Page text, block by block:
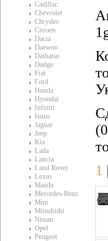
Cadillac
Chevrolet
Chrysler
Citroen
Dacia
Daewoo
Daihatsu
Dodge
Fiat
Ford
Honda
Hyundai
Infiniti
Isuzu
Jaguar
Jeep
Kia
Lada
Lancia
Land Rover
Lexus
Mazda
Mercedes-Benz
Mini
Mitsubishi
Nissan
Opel
Peugeot
1 |